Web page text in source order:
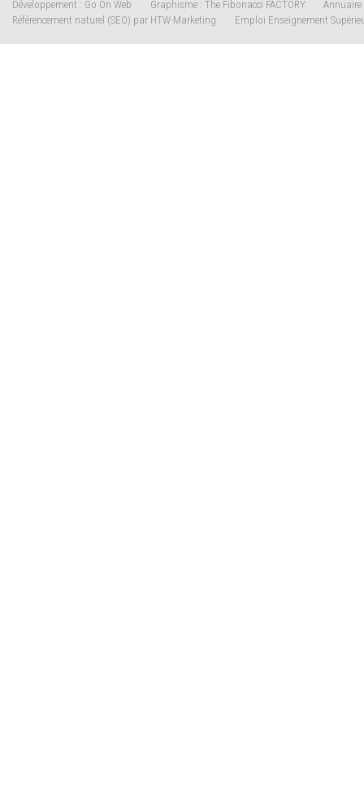
Développement : Go On Web Graphisme : The Fibonacci FACTORY
Annuaire
Référencement naturel (SEO) par HTW-Marketing
Emploi Enseignement